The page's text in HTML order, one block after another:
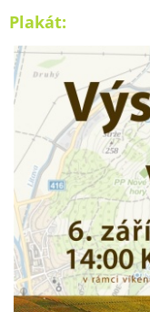
Plakát: